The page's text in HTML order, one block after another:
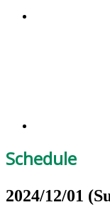
Schedule
2024/12/01